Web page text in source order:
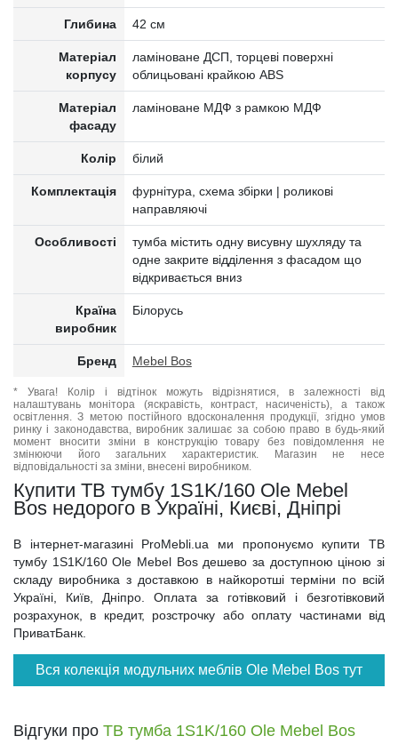
Глибина 42 см
Матеріал
корпусу
ламіноване ДСП, торцеві поверхні
облицьовані крайкою ABS
Матеріал
фасаду
ламіноване МДФ з рамкою МДФ
Колір білий
Комплектація
фурнітура, схема збірки | роликові
направляючі
Особливості
тумба містить одну висувну шухляду та
одне закрите відділення з фасадом що
відкривається вниз
Країна
виробник
Білорусь
Бренд Mebel Bos
* Увага! Колір і відтінок можуть відрізнятися, в залежності від
налаштувань монітора (яскравість, контраст, насиченість), а також
освітлення. З метою постійного вдосконалення продукції, згідно умов
ринку і законодавства, виробник залишає за собою право в будь-який
момент вносити зміни в конструкцію товару без повідомлення не
змінюючи його загальних характеристик. Магазин не несе
відповідальності за зміни, внесені виробником.
Купити ТВ тумбу 1S1K/160 Ole Mebel
Bos недорого в Україні, Києві, Дніпрі
В інтернет-магазині ProMebli.ua ми пропонуємо купити ТВ
тумбу 1S1K/160 Ole Mebel Bos дешево за доступною ціною зі
складу виробника з доставкою в найкоротші терміни по всій
Україні, Київ, Дніпро. Оплата за готівковий і безготівковий
розрахунок, в кредит, розстрочку або оплату частинами від
ПриватБанк.
Вся колекція модульних меблів Ole Mebel Bos тут
Відгуки про ТВ тумба 1S1K/160 Ole Mebel Bos